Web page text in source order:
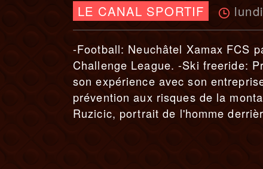
LE CANAL SPORTIF
-Football: Neuchâtel Xamax FCS
Challenge League. -Ski freeride:
son expérience avec son
prévention aux risques de la
Ruzicic, portrait de l'homme